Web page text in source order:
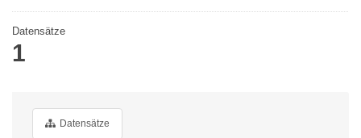
Datensätze
1
Datensätze